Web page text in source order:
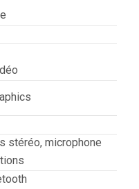
stéréo, microphone